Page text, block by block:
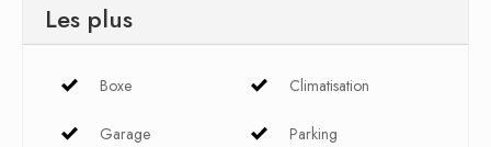
Les plus
Boxe Climatisation
Garage Parking